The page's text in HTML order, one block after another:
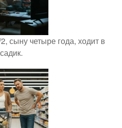
сыну четыре года, ходит в
садик.